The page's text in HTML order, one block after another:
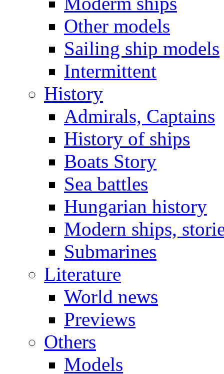
Other models
Sailing ship models
Intermittent
History
Admirals, Captains
History of ships
Boats Story
Sea battles
Hungarian history
Modern ships,
Submarines
Literature
World news
Previews
Others
Models